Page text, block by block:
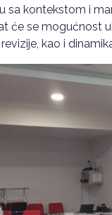
sa kontekstom i
će se mogućnost
kao i